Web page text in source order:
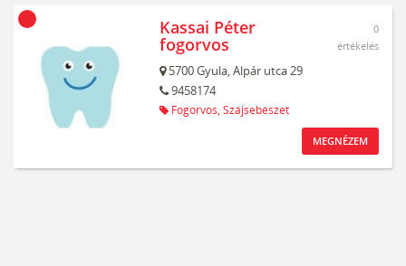
Kassai Péter
fogorvos
5700Gyula,Alpár utca 29
9458174
Fogorvos, Szájsebészet
0
értékelés
MEGNÉZEM